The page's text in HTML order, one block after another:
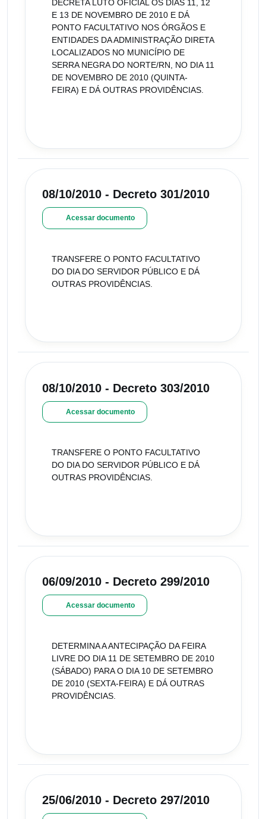
DECRETA LUTO OFICIAL OS DIAS 11, 12
E 13 DE NOVEMBRO DE 2010 E DÁ
PONTO FACULTATIVO NOS ÓRGÃOS E
ENTIDADES DA ADMINISTRAÇÃO DIRETA
LOCALIZADOS NO MUNICÍPIO DE
SERRA NEGRA DO NORTE/RN, NO DIA 11
DE NOVEMBRO DE 2010 (QUINTA-
FEIRA) E DÁ OUTRAS PROVIDÊNCIAS.
08/10/2010 - Decreto 301/2010
Acessar documento
TRANSFERE O PONTO FACULTATIVO
DO DIA DO SERVIDOR PÚBLICO E DÁ
OUTRAS PROVIDÊNCIAS.
08/10/2010 - Decreto 303/2010
Acessar documento
TRANSFERE O PONTO FACULTATIVO
DO DIA DO SERVIDOR PÚBLICO E DÁ
OUTRAS PROVIDÊNCIAS.
06/09/2010 - Decreto 299/2010
Acessar documento
DETERMINA A ANTECIPAÇÃO DA FEIRA
LIVRE DO DIA 11 DE SETEMBRO DE 2010
(SÁBADO) PARA O DIA 10 DE SETEMBRO
DE 2010 (SEXTA-FEIRA) E DÁ OUTRAS
PROVIDÊNCIAS.
25/06/2010 - Decreto 297/2010